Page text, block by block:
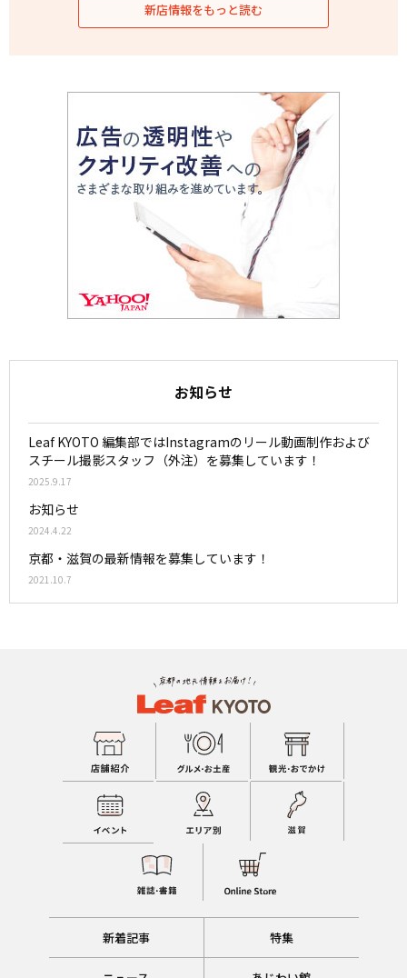
新店情報をもっと読む
お知らせ
Leaf KYOTO 編集部ではInstagramのリール動画制作および
スチール撮影スタッフ（外注）を募集しています！
2025.9.17
お知らせ
2024.4.22
京都・滋賀の最新情報を募集しています！
2021.10.7
新着記事 特集